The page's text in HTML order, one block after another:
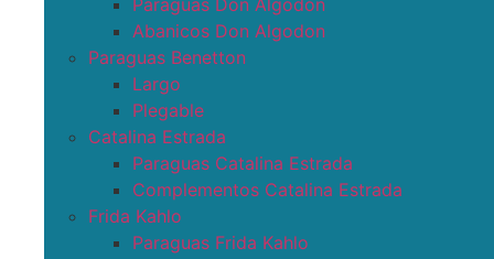
Paraguas Don Algodón
Abanicos Don Algodon
Paraguas Benetton
Largo
Plegable
Catalina Estrada
Paraguas Catalina Estrada
Complementos Catalina Estrada
Frida Kahlo
Paraguas Frida Kahlo